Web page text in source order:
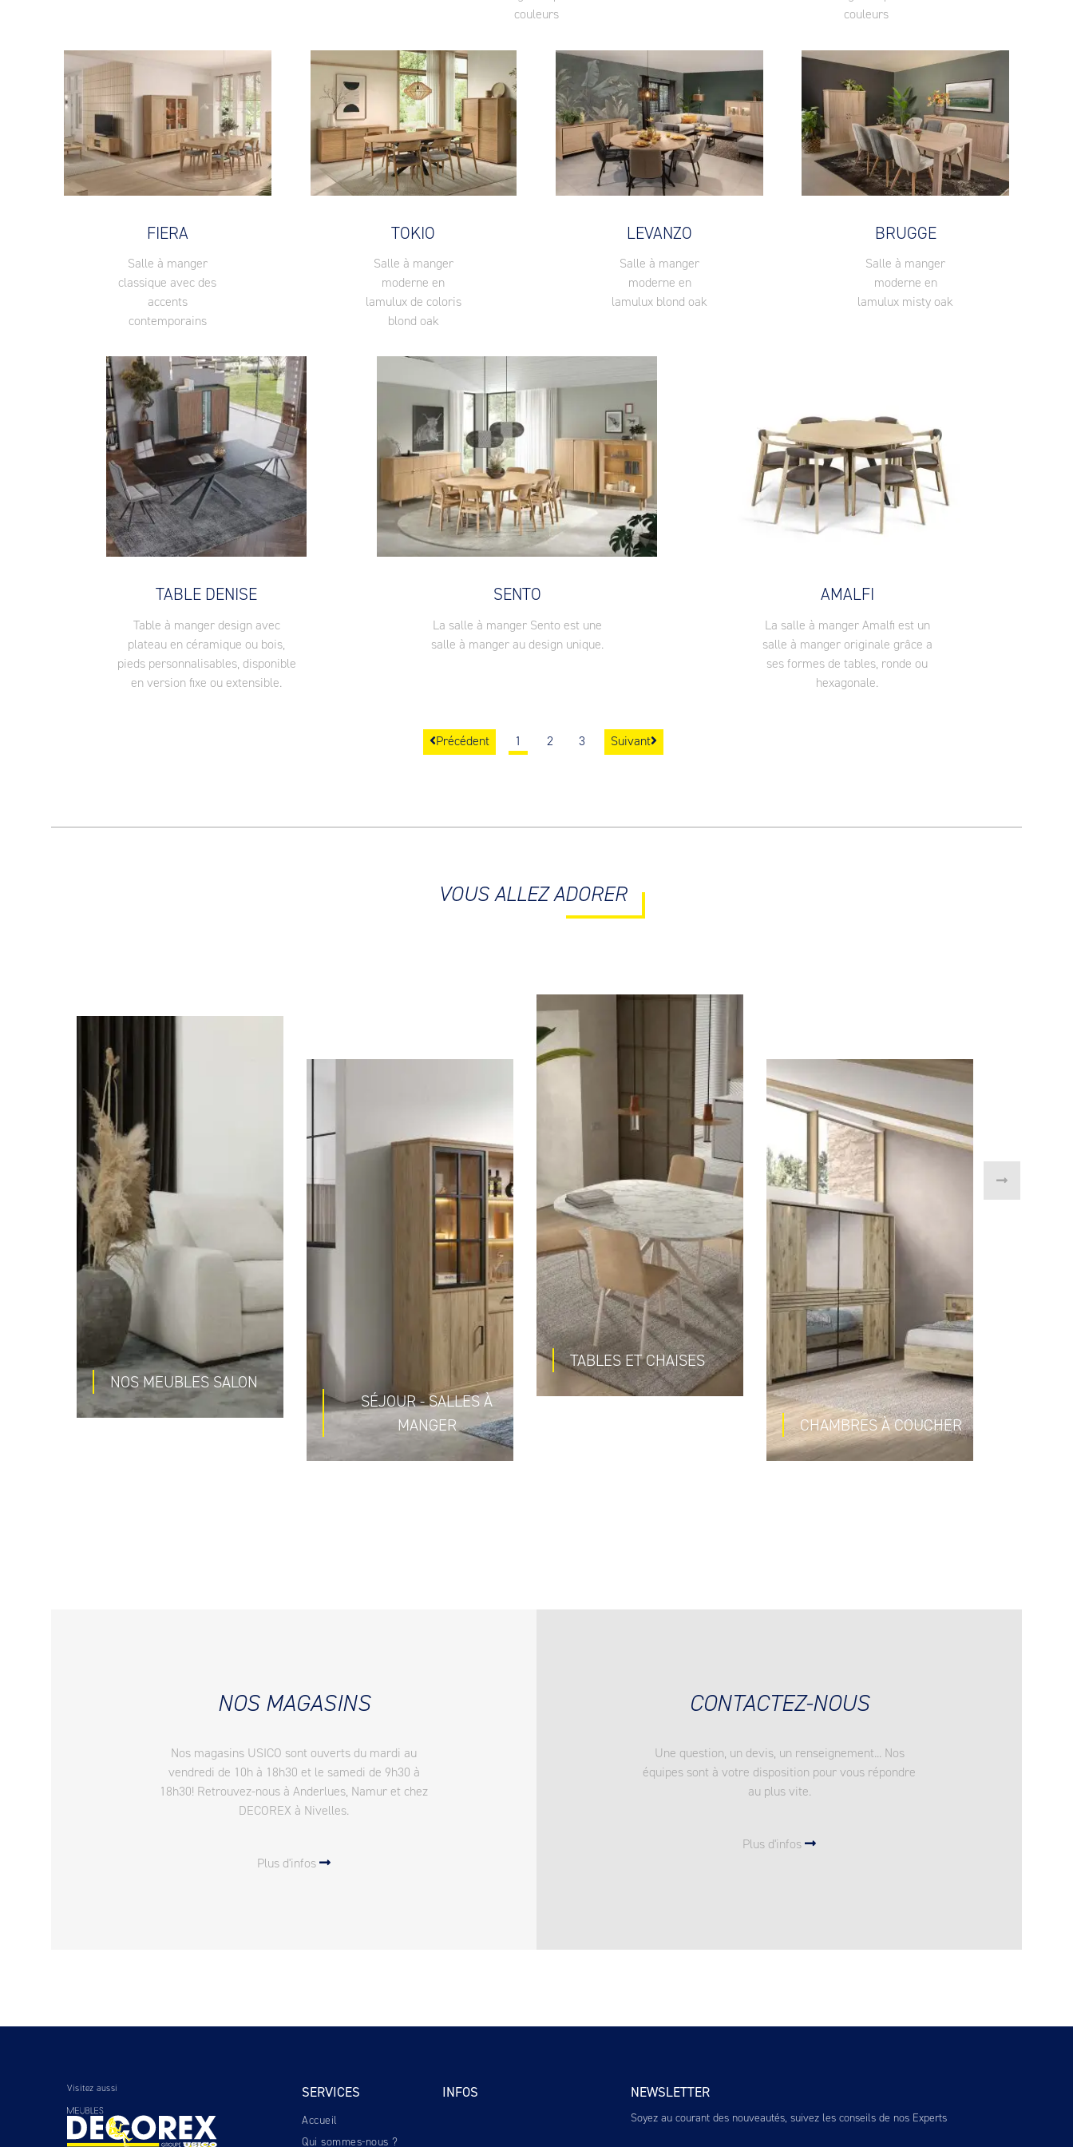
couleurs
couleurs
FIERA
Salle à manger
classique avec des
accents
contemporains
TOKIO
Salle à manger
moderne en
lamulux de coloris
blond oak
LEVANZO
Salle à manger
moderne en
lamulux blond oak
BRUGGE
Salle à manger
moderne en
lamulux misty oak
TABLE DENISE
Table à manger design avec
plateau en céramique ou bois,
pieds personnalisables, disponible
en version fixe ou extensible.
SENTO
La salle à manger Sento est une
salle à manger au design unique.
AMALFI
La salle à manger Amalfi est un
salle à manger originale grâce a
ses formes de tables, ronde ou
hexagonale.
Précédent 1 2 3 Suivant
VOUS ALLEZ ADORER
NOS MEUBLES SALON
SÉJOUR - SALLES À
MANGER
TABLES ET CHAISES
CHAMBRES À COUCHER
NOS MAGASINS
Nos magasins USICO sont ouverts du mardi au
vendredi de 10h à 18h30 et le samedi de 9h30 à
18h30! Retrouvez-nous à Anderlues, Namur et chez
DECOREX à Nivelles.
Plus d'infos
CONTACTEZ-NOUS
Une question, un devis, un renseignement... Nos
équipes sont à votre disposition pour vous répondre
au plus vite.
Plus d'infos
Visitez aussi SERVICES
Accueil
Qui sommes-nous ?
INFOS NEWSLETTER
Soyez au courant des nouveautés, suivez les conseils de nos Experts